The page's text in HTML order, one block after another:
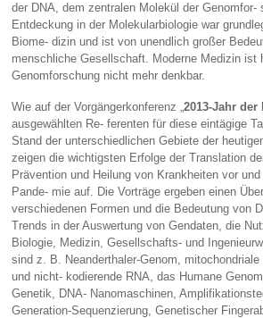
der DNA, dem zentralen Molekül der Genomfor-
Entdeckung in der Molekularbiologie war
Biome- dizin und ist von unendlich großer
menschliche Gesellschaft. Moderne Medizin ist
Genomforschung nicht mehr denkbar.
Wie auf der Vorgängerkonferenz „2013-Jahr der
ausgewählten Re- ferenten für diese eintägige
Stand der unterschiedlichen Gebiete der
zeigen die wichtigsten Erfolge der Translation
Prävention und Heilung von Krankheiten vor
Pande- mie auf. Die Vorträge ergeben einen
verschiedenen Formen und die Bedeutung von
Trends in der Auswertung von Gendaten, die
Biologie, Medizin, Gesellschafts- und
sind z. B. Neanderthaler-Genom,
und nicht- kodierende RNA, das Humane
Genetik, DNA- Nanomaschinen,
Generation-Sequenzierung, Genetischer